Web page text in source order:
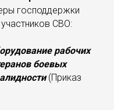
господдержки
СВО:
рабочих
боевых
(Приказ